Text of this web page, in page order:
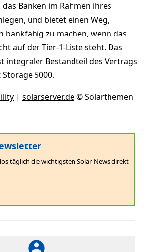
Banken im Rahmen ihres
und bietet einen Weg,
bankfähig zu machen, wenn das
auf der Tier-1-Liste steht. Das
integraler Bestandteil des Vertrags
5000.
| solarserver.de© Solarthemen
täglich die wichtigsten Solar-News direkt